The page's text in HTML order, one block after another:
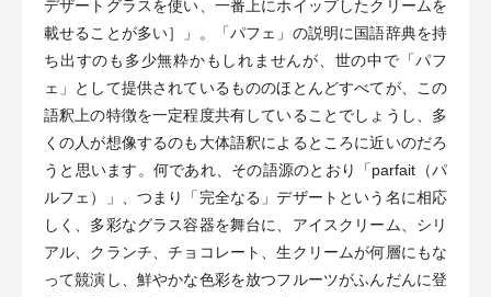
デザートグラスを使い、一番上にホイップしたクリームを
載せることが多い］」。「パフェ」の説明に国語辞典を持
ち出すのも多少無粋かもしれませんが、世の中で「パフ
ェ」として提供されているもののほとんどすべてが、この
語釈上の特徴を一定程度共有していることでしょうし、多
くの人が想像するのも大体語釈によるところに近いのだろ
うと思います。何であれ、その語源のとおり「parfait（パ
ルフェ）」、つまり「完全なる」デザートという名に相応
しく、多彩なグラス容器を舞台に、アイスクリーム、シリ
アル、クランチ、チョコレート、生クリームが何層にもな
って競演し、鮮やかな色彩を放つフルーツがふんだんに登